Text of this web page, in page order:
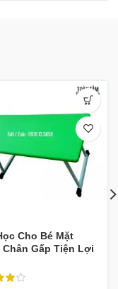
Cho Bé Mặt
Chân Gấp Tiện Lợi